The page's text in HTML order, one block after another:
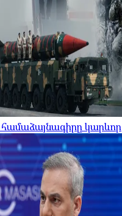
համաձայնագիրը կարևոր